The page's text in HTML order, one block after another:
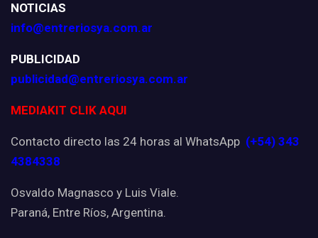
NOTICIAS
info@entreriosya.com.ar
PUBLICIDAD
publicidad@entreriosya.com.ar
MEDIAKIT CLIK AQUI
Contacto directo las 24 horas al WhatsApp (+54) 343
4384338
Osvaldo Magnasco y Luis Viale.
Paraná, Entre Ríos, Argentina.